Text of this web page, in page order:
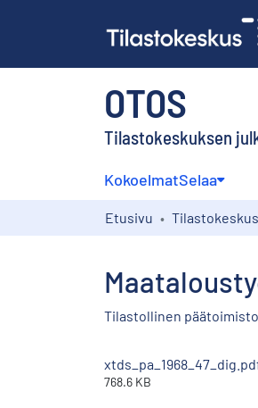
OTOS
Tilastokeskuksen
KokoelmatSelaa
Etusivu Tilastokeskus
Tilastollinen päätoimisto
768.6 KB